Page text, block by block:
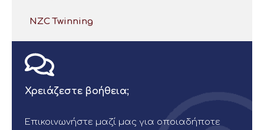
NZC Twinning
Χρειάζεστε βοήθεια;
Επικοινωνήστε μαζί μας για οποιαδήποτε